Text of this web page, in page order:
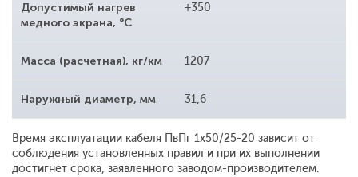
Допустимый нагрев
медного экрана, °С
+350
Масса (расчетная), кг/км 1207
Наружный диаметр, мм 31,6
Время эксплуатации кабеля ПвПг 1x50/25-20 зависит от
соблюдения установленных правил и при их выполнении
достигнет срока, заявленного заводом-производителем.